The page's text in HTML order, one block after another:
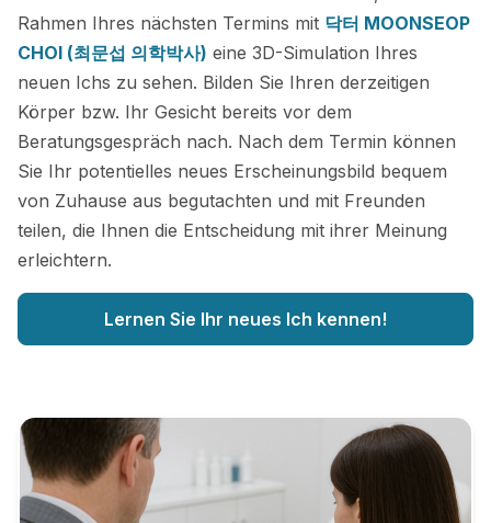
Rahmen Ihres nächsten Termins mit 닥터 MOONSEOP
CHOI (최문섭 의학박사) eine 3D-Simulation Ihres
neuen Ichs zu sehen. Bilden Sie Ihren derzeitigen
Körper bzw. Ihr Gesicht bereits vor dem
Beratungsgespräch nach. Nach dem Termin können
Sie Ihr potentielles neues Erscheinungsbild bequem
von Zuhause aus begutachten und mit Freunden
teilen, die Ihnen die Entscheidung mit ihrer Meinung
erleichtern.
Lernen Sie Ihr neues Ich kennen!